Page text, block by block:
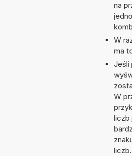
na
W
ma
Jeśli
W
liczb